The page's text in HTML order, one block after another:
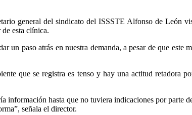
general del sindicato del ISSSTE Alfonso de León
esta clínica.
paso atrás en nuestra demanda, a pesar de que este
que se registra es tenso y hay una actitud retadora
hasta que no tuviera indicaciones por parte
señala el director.